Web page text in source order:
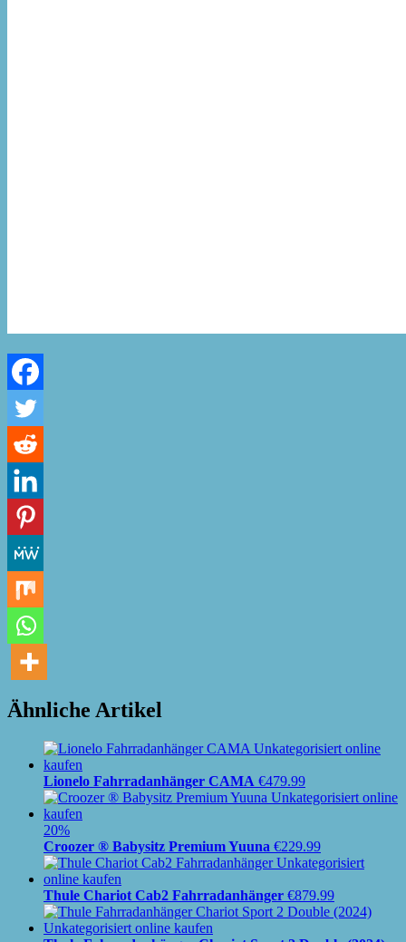
Ähnliche Artikel
Lionelo Fahrradanhänger CAMA €479.99
20%
Croozer ® Babysitz Premium Yuuna €229.99
Thule Chariot Cab2 Fahrradanhänger €879.99